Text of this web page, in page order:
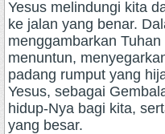
Yesus melindungi kita
ke jalan yang benar.
menggambarkan
menuntun,
padang rumput yang
Yesus, sebagai
hidup-Nya bagi kita,
yang besar.